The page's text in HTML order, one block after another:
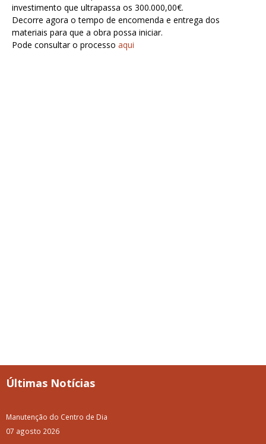
investimento que ultrapassa os 300.000,00€.
Decorre agora o tempo de encomenda e entrega dos
materiais para que a obra possa iniciar.
Pode consultar o processo aqui
Últimas Notícias
Manutenção do Centro de Dia
07 agosto 2026